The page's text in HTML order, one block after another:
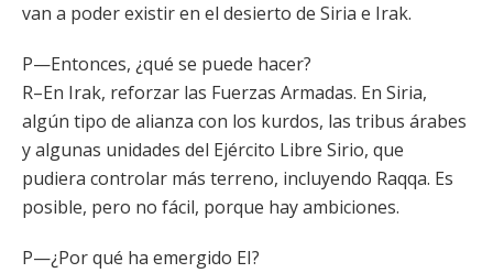
van a poder existir en el desierto de Siria e Irak.
P—Entonces, ¿qué se puede hacer?
R–En Irak, reforzar las Fuerzas Armadas. En Siria,
algún tipo de alianza con los kurdos, las tribus árabes
y algunas unidades del Ejército Libre Sirio, que
pudiera controlar más terreno, incluyendo Raqqa. Es
posible, pero no fácil, porque hay ambiciones.
P—¿Por qué ha emergido EI?